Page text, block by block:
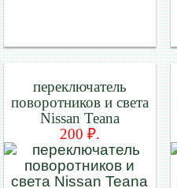
переключатель
поворотников и света
Nissan Teana
200 ₽.